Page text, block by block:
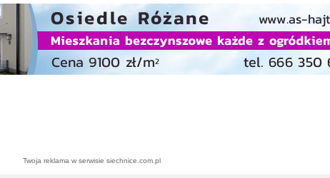
Twoja reklama w serwisie siechnice.com.pl